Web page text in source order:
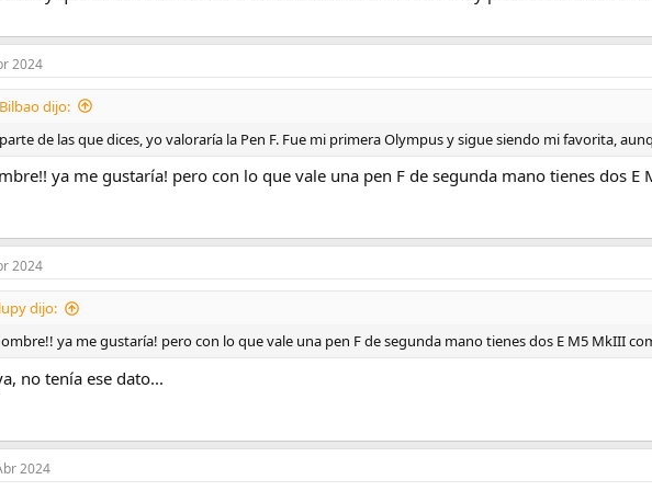
2024
dijo:
de las que dices, yo valoraría la Pen F. Fue mi primera Olympus y sigue siendo mi favorita,
ya me gustaría! pero con lo que vale una pen F de segunda mano tienes dos
2024
dijo:
ya me gustaría! pero con lo que vale una pen F de segunda mano tienes dos E M5 MkIII
no tenía ese dato...
2024